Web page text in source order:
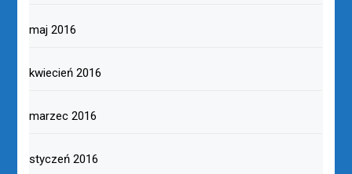
maj 2016
kwiecień 2016
marzec 2016
styczeń 2016